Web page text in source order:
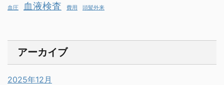
血圧 血液検査 費用 頭髪外来
アーカイブ
2025年12月